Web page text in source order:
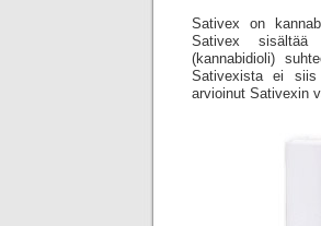
Sativex on
Sativex sisältää
(kannabidioli)
Sativexista ei siis
arvioinut Sativexin